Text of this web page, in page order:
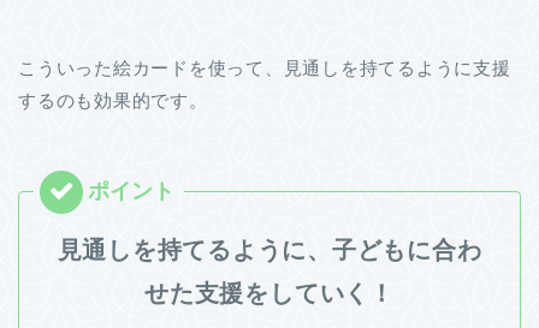
こういった絵カードを使って、見通しを持てるように支援
するのも効果的です。
見通しを持てるように、子どもに合わ
せた支援をしていく！